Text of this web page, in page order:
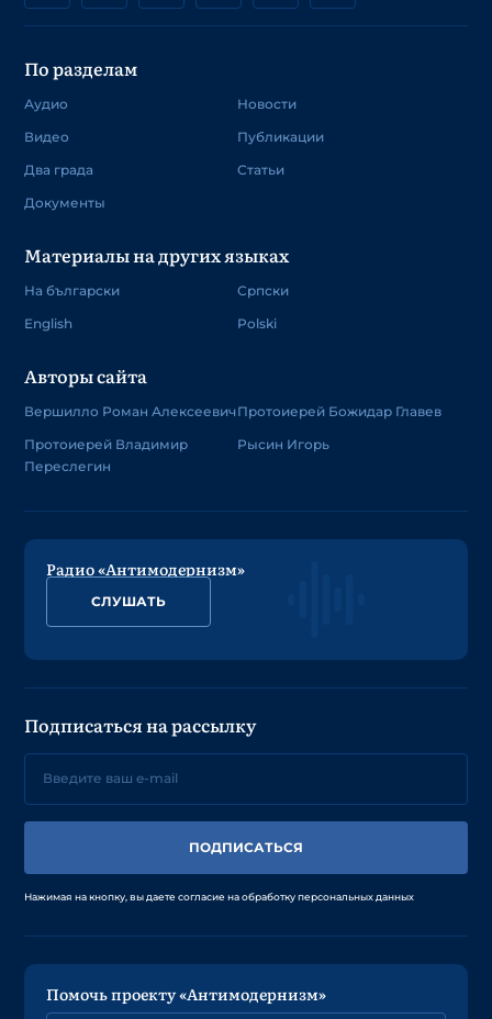
По разделам
Аудио
Видео
Два града
Документы
Новости
Публикации
Статьи
Материалы на других языках
На български
English
Српски
Polski
Авторы сайта
Вершилло Роман Алексеевич
Протоиерей Владимир
Переслегин
Протоиерей Божидар Главев
Рысин Игорь
Радио «Антимодернизм»
СЛУШАТЬ
Подписаться на рассылку
ПОДПИСАТЬСЯ
Нажимая на кнопку, вы даете согласие на обработку персональных данных
Помочь проекту «Антимодернизм»